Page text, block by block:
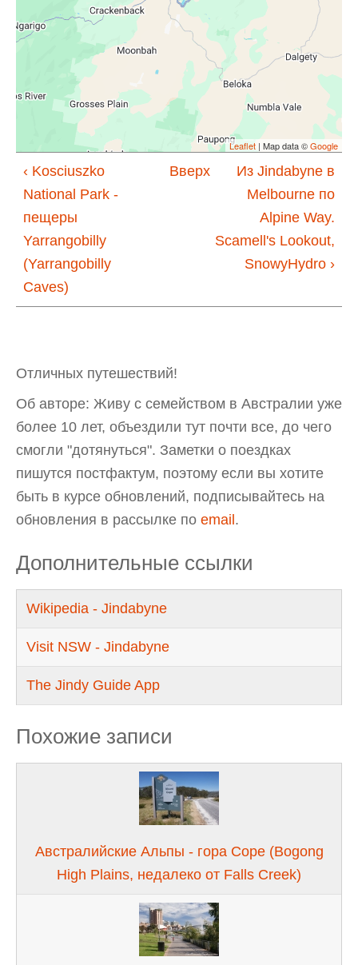
Leaflet | Map data ©Google
‹ Kosciuszko
National Park -
пещеры
Yarrangobilly
(Yarrangobilly
Caves)
Вверх
Из Jindabyne в
Melbourne по
Alpine Way.
Scamell's Lookout,
SnowyHydro ›
Отличных путешествий!
Об авторе: Живу с семейством в Австралии уже
более 10 лет, объездили тут почти все, до чего
смогли "дотянуться". Заметки о поездках
пишутся постфактум, поэтому если вы хотите
быть в курсе обновлений, подписывайтесь на
обновления в рассылке по email.
Дополнительные ссылки
Wikipedia - Jindabyne
Visit NSW - Jindabyne
The Jindy Guide App
Похожие записи
Австралийские Альпы - гора Cope (Bogong
High Plains, недалеко от Falls Creek)